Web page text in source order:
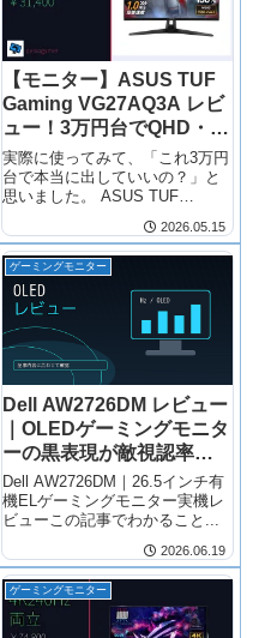
【モニター】ASUS TUF
Gaming VG27AQ3A レビ
ュー！3万円台でQHD・
180Hzは本当に買いか？
【正直な評価】
実際に使ってみて、「これ3万円
台で本当に出していいの？」と
思いました。 ASUS TUF
正直、最初は「QHD・180Hz・
Fast IPSが3万円台」という時点
でどこかに罠があると思ってい
ました。
2026.05.15
ゲーミングモニター
Dell AW2726DM レビュー
｜OLEDゲーミングモニタ
ーの黒表現が敵視認率を
40%向上させる理由
Dell AW2726DM｜26.5インチ有
機ELゲーミングモニター実機レ
ビューこの記事でわかること...
2026.06.19
ゲーミングモニター